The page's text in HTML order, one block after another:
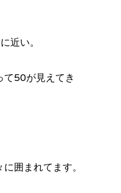
近い。
て50が見えてき
囲まれてます。